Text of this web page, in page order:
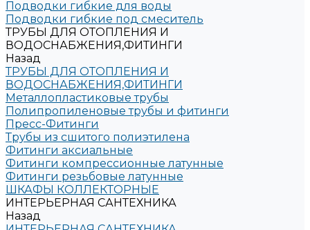
Подводки гибкие для воды
Подводки гибкие под смеситель
ТРУБЫ ДЛЯ ОТОПЛЕНИЯ И
ВОДОСНАБЖЕНИЯ,ФИТИНГИ
Назад
ТРУБЫ ДЛЯ ОТОПЛЕНИЯ И
ВОДОСНАБЖЕНИЯ,ФИТИНГИ
Металлопластиковые трубы
Полипропиленовые трубы и фитинги
Пресс-Фитинги
Трубы из сшитого полиэтилена
Фитинги аксиальные
Фитинги компрессионные латунные
Фитинги резьбовые латунные
ШКАФЫ КОЛЛЕКТОРНЫЕ
ИНТЕРЬЕРНАЯ САНТЕХНИКА
Назад